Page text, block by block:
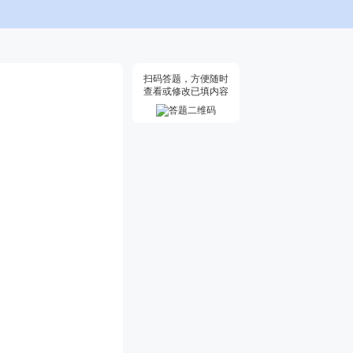
扫码答题，方便随时
查看或修改已填内容